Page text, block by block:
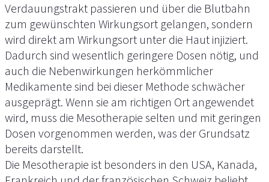
Verdauungstrakt passieren und über die Blutbahn
zum gewünschten Wirkungsort gelangen, sondern
wird direkt am Wirkungsort unter die Haut injiziert.
Dadurch sind wesentlich geringere Dosen nötig, und
auch die Nebenwirkungen herkömmlicher
Medikamente sind bei dieser Methode schwächer
ausgeprägt. Wenn sie am richtigen Ort angewendet
wird, muss die Mesotherapie selten und mit geringen
Dosen vorgenommen werden, was der Grundsatz
bereits darstellt.
Die Mesotherapie ist besonders in den USA, Kanada,